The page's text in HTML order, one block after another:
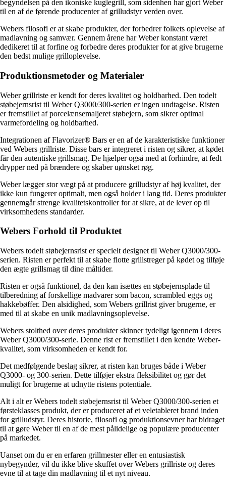
begyndelsen på den ikoniske kuglegrill, som sidenhen har gjort Weber
til en af de førende producenter af grilludstyr verden over.
Webers filosofi er at skabe produkter, der forbedrer folkets oplevelse af
madlavning og samvær. Gennem årene har Weber konstant været
dedikeret til at forfine og forbedre deres produkter for at give brugerne
den bedst mulige grilloplevelse.
Produktionsmetoder og Materialer
Weber grillriste er kendt for deres kvalitet og holdbarhed. Den todelt
støbejernsrist til Weber Q3000/300-serien er ingen undtagelse. Risten
er fremstillet af porcelænsemaljeret støbejern, som sikrer optimal
varmefordeling og holdbarhed.
Integrationen af Flavorizer® Bars er en af de karakteristiske funktioner
ved Webers grillriste. Disse bars er integreret i risten og sikrer, at kødet
får den autentiske grillsmag. De hjælper også med at forhindre, at fedt
drypper ned på brændere og skaber uønsket røg.
Weber lægger stor vægt på at producere grilludstyr af høj kvalitet, der
ikke kun fungerer optimalt, men også holder i lang tid. Deres produkter
gennemgår strenge kvalitetskontroller for at sikre, at de lever op til
virksomhedens standarder.
Webers Forhold til Produktet
Webers todelt støbejernsrist er specielt designet til Weber Q3000/300-
serien. Risten er perfekt til at skabe flotte grillstreger på kødet og tilføje
den ægte grillsmag til dine måltider.
Risten er også funktionel, da den kan isættes en støbejernsplade til
tilberedning af forskellige madvarer som bacon, scrambled eggs og
hakkebøffer. Den alsidighed, som Webers grillrist giver brugerne, er
med til at skabe en unik madlavningsoplevelse.
Webers stolthed over deres produkter skinner tydeligt igennem i deres
Weber Q3000/300-serie. Denne rist er fremstillet i den kendte Weber-
kvalitet, som virksomheden er kendt for.
Det medfølgende beslag sikrer, at risten kan bruges både i Weber
Q3000- og 300-serien. Dette tilføjer ekstra fleksibilitet og gør det
muligt for brugerne at udnytte ristens potentiale.
Alt i alt er Webers todelt støbejernsrist til Weber Q3000/300-serien et
førsteklasses produkt, der er produceret af et veletableret brand inden
for grilludstyr. Deres historie, filosofi og produktionsevner har bidraget
til at gøre Weber til en af de mest pålidelige og populære producenter
på markedet.
Uanset om du er en erfaren grillmester eller en entusiastisk
nybegynder, vil du ikke blive skuffet over Webers grillriste og deres
evne til at tage din madlavning til et nyt niveau.